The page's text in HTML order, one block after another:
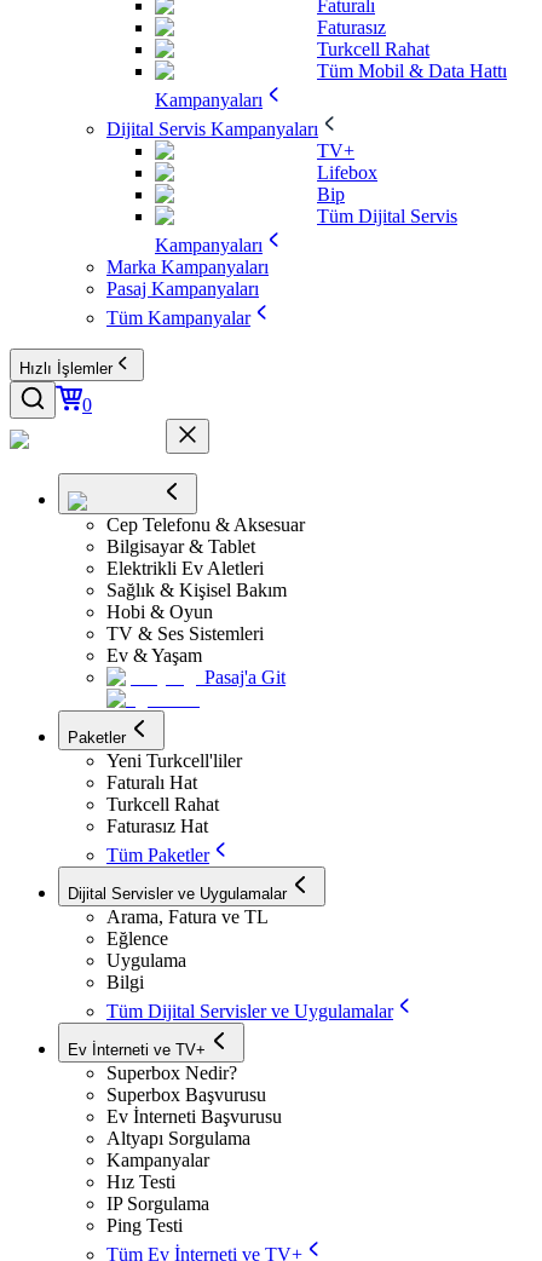
Faturalı
Faturasız
Turkcell Rahat
Tüm Mobil & Data Hattı
Kampanyaları
Dijital Servis Kampanyaları
TV+
Lifebox
Bip
Tüm Dijital Servis
Kampanyaları
Marka Kampanyaları
Pasaj Kampanyaları
Tüm Kampanyalar
Hızlı İşlemler
0
Cep Telefonu & Aksesuar
Bilgisayar & Tablet
Elektrikli Ev Aletleri
Sağlık & Kişisel Bakım
Hobi & Oyun
TV & Ses Sistemleri
Ev & Yaşam
Pasaj'a Git
Paketler
Yeni Turkcell'liler
Faturalı Hat
Turkcell Rahat
Faturasız Hat
Tüm Paketler
Dijital Servisler ve Uygulamalar
Arama, Fatura ve TL
Eğlence
Uygulama
Bilgi
Tüm Dijital Servisler ve Uygulamalar
Ev İnterneti ve TV+
Superbox Nedir?
Superbox Başvurusu
Ev İnterneti Başvurusu
Altyapı Sorgulama
Kampanyalar
Hız Testi
IP Sorgulama
Ping Testi
Tüm Ev İnterneti ve TV+